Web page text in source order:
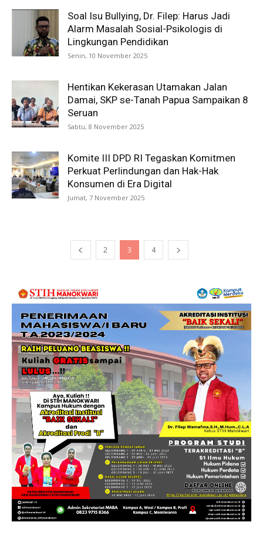
Soal Isu Bullying, Dr. Filep: Harus Jadi
Alarm Masalah Sosial-Psikologis di
Lingkungan Pendidikan
Senin, 10 November 2025
Hentikan Kekerasan Utamakan Jalan
Damai, SKP se-Tanah Papua Sampaikan 8
Seruan
Sabtu, 8 November 2025
Komite III DPD RI Tegaskan Komitmen
Perkuat Perlindungan dan Hak-Hak
Konsumen di Era Digital
Jumat, 7 November 2025
2 3 4